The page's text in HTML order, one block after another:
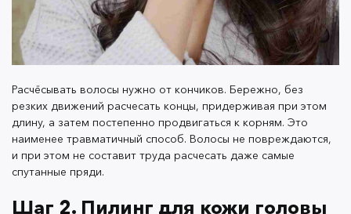
Такие продукты бережно удаляют ороговевшие
клетки кожи и глубоко очищают её, стимулируют
рост волос и даже помогают реже мыть голову. А
массажем головы, то улучшится микроциркуляция
крови, что полезно не только для волос, но и для
мозга.
только для жирной кожи головы. Это не так. Сухая
Расчёсывать волосы нужно от кончиков. Бережно, без
резких движений расчесать концы, придерживая при этом
длину, а затем постепенно продвигаться к корням. Это
наименее травматичный способ. Волосы не повреждаются,
и при этом не составит труда расчесать даже самые
спутанные пряди.
Шаг 2. Пилинг для кожи головы